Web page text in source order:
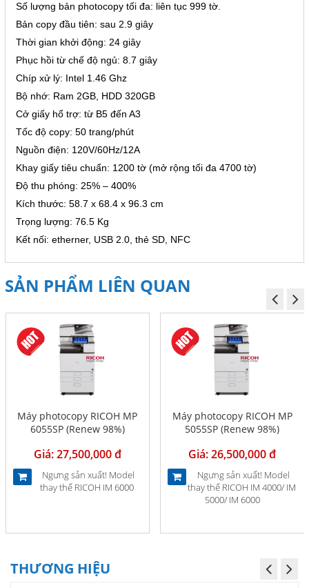
Số lượng bản photocopy tối đa: liên tục 999 tờ.
Bản copy đầu tiên: sau 2.9 giây
Thời gian khởi động: 24 giây
Phục hồi từ chế độ ngủ: 8.7 giây
Chíp xử lý: Intel 1.46 Ghz
Bộ nhớ: Ram 2GB, HDD 320GB
Cở giấy hổ trợ: từ B5 đến A3
Tốc độ copy: 50 trang/phút
Nguồn điện: 120V/60Hz/12A
Khay giấy tiêu chuẩn: 1200 tờ (mở rộng tối đa 4700 tờ)
Độ thu phóng: 25% – 400%
Kích thước: 58.7 x 68.4 x 96.3 cm
Trọng lượng: 76.5 Kg
Kết nối: etherner, USB 2.0, thẻ SD, NFC
SẢN PHẨM LIÊN QUAN
Máy photocopy RICOH MP
6055SP (Renew 98%)
Giá: 27,500,000 đ
Ngưng sản xuất! Model
thay thế RICOH IM 6000
Máy photocopy RICOH MP
5055SP (Renew 98%)
Giá: 26,500,000 đ
Ngưng sản xuất! Model
thay thế RICOH IM 4000/ IM
5000/ IM 6000
THƯƠNG HIỆU